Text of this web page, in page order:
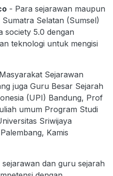
- Para sejarawan maupun
Selatan (Sumsel)
society 5.0 dengan
teknologi untuk mengisi
Sejarawan
juga Guru Besar Sejarah
(UPI) Bandung, Prof
umum Program Studi
Sriwijaya
Kamis
dan guru sejarah